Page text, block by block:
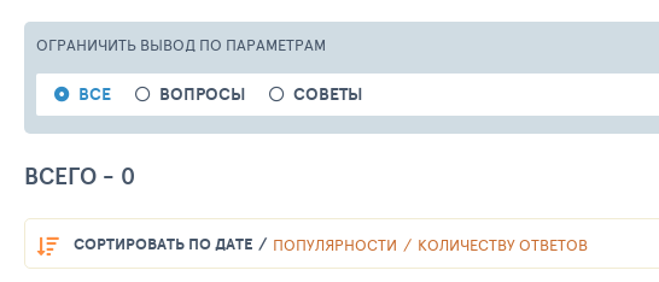
ОГРАНИЧИТЬ ВЫВОД ПО ПАРАМЕТРАМ
ВСЕ ВОПРОСЫ СОВЕТЫ
ВСЕГО - 0
СОРТИРОВАТЬ ПО ДАТЕ ПОПУЛЯРНОСТИ КОЛИЧЕСТВУ ОТВЕТОВ